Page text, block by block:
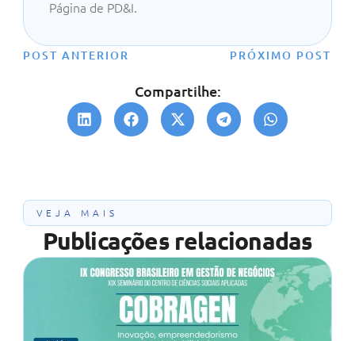
Página de PD&I.
POST ANTERIOR PRÓXIMO POST
Compartilhe:
VEJA MAIS
Publicações relacionadas